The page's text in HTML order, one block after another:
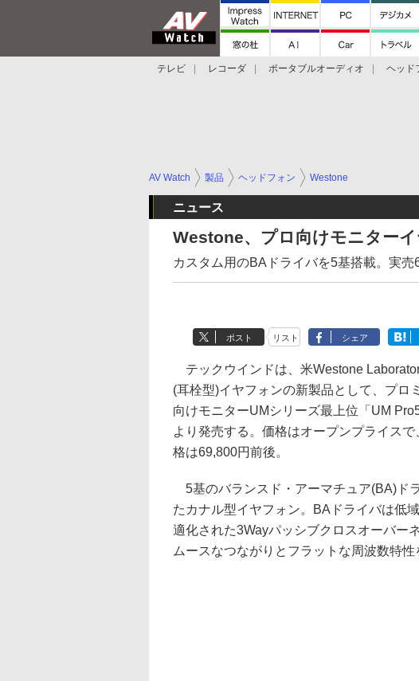
テレビ レコーダ ポータブルオーディオ ヘッド
AV Watch 製品 ヘッドフォン Westone
ニュース
Westone、プロ向けモニターイ
カスタム用のBAドライバを5基搭載。実売
ポスト リスト シェア
テックウインドは、米Westone
(耳栓型)イヤフォンの新製品として、プロ
向けモニターUMシリーズ最上位「UM
より発売する。価格はオープンプライスで
格は69,800円前後。
5基のバランスド・アーマチュア(BA)ド
たカナル型イヤフォン。BAドライバは低
適化された3Wayパッシブクロスオーバー
ムースなつながりとフラットな周波数特性